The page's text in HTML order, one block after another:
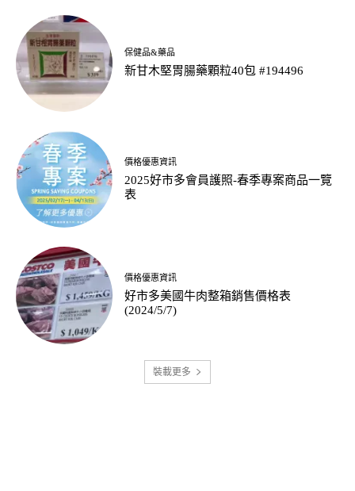
保健品&藥品
新甘木堅胃腸藥顆粒40包 #194496
價格優惠資訊
2025好市多會員護照-春季專案商品一覽
表
價格優惠資訊
好市多美國牛肉整箱銷售價格表
(2024/5/7)
裝載更多